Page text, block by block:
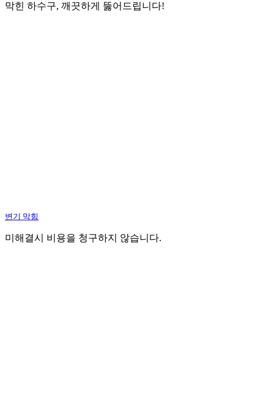
막힌 하수구, 깨끗하게 뚫어드립니다!
변기 막힘
미해결시 비용을 청구하지 않습니다.